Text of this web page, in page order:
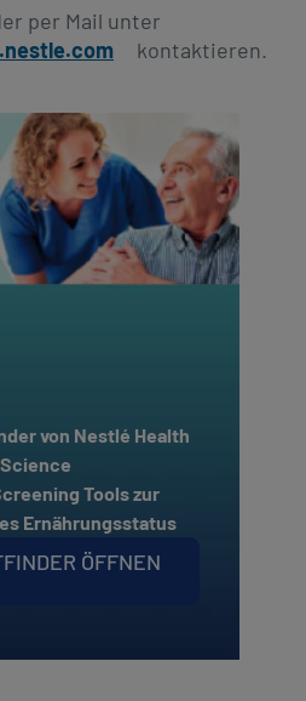
per Mail unter
kontaktieren. ​
von Nestlé Health
Science
Tools zur
Ernährungsstatus
ÖFFNEN